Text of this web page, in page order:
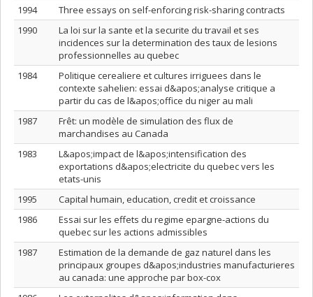
1994
Three essays on self-enforcing risk-sharing contracts
1990
La loi sur la sante et la securite du travail et ses
incidences sur la determination des taux de lesions
professionnelles au quebec
1984
Politique cerealiere et cultures irriguees dans le
contexte sahelien: essai d&apos;analyse critique a
partir du cas de l&apos;office du niger au mali
1987
Frêt: un modèle de simulation des flux de
marchandises au Canada
1983
L&apos;impact de l&apos;intensification des
exportations d&apos;electricite du quebec vers les
etats-unis
1995
Capital humain, education, credit et croissance
1986
Essai sur les effets du regime epargne-actions du
quebec sur les actions admissibles
1987
Estimation de la demande de gaz naturel dans les
principaux groupes d&apos;industries manufacturieres
au canada: une approche par box-cox